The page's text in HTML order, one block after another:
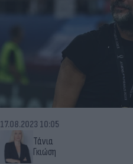
Τάνια
Γκιώση
17.08.2023 10:05